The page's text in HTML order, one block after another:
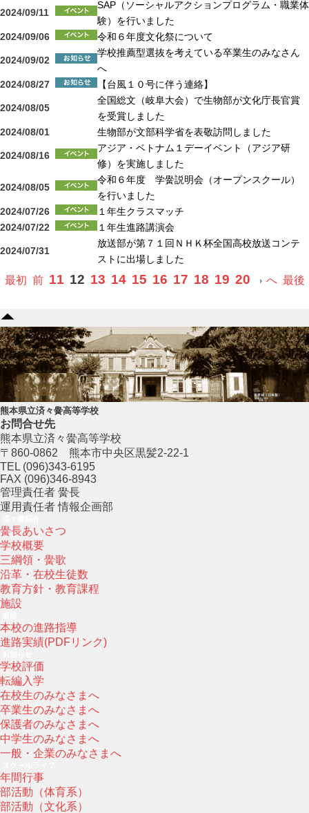
2024/09/11
SAP（ソーシャルアクションプログラム・職業体
験）を行いました
2024/09/06
令和６年度文化祭について
2024/09/02
学校推薦型選抜を考えている卒業生のみなさん
へ
2024/08/27
【台風１０号に伴う連絡】
2024/08/05
全国総文（岐阜大会）で生物部が文化庁長官賞
を受賞しました
2024/08/01
生物部が文部科学省を表敬訪問しました
2024/08/16
アジア・ベトナム１デーイベント（アジア研
修）を実施しました
2024/08/05
令和６年度 学黌説明会（オープンスクール）
を行いました
2024/07/26
１年生クラスマッチ
2024/07/22
１年生進路講演会
2024/07/31
放送部が第７１回ＮＨＫ杯全国高校放送コンテ
ストに出場しました
最初 前 11 12 13 14 15 16 17 18 19 20 へ 最後
熊本県立済々黌高等学校
お問合せ先
熊本県立済々黌高等学校
〒860-0862 熊本市中央区黒髪2-22-1
TEL (096)343-6195
FAX (096)346-8943
管理責任者 黌長
運用責任者 情報企画部
黌長あいさつ
学校概要
三綱領・黌歌
沿革・在校生徒数
教育方針・教育課程
施設
本校の進路指導
進路実績(PDFリンク)
学校評価
転編入学
在校生のみなさまへ
卒業生のみなさまへ
保護者のみなさまへ
中学生のみなさまへ
一般・企業のみなさまへ
年間行事
部活動（体育系）
部活動（文化系）